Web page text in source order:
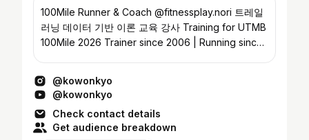
100Mile Runner & Coach @fitnessplay.nori 트레일
러닝 데이터 기반 이론 교육 강사 Training for UTMB
100Mile 2026 Trainer since 2006 | Running since
@kowonkyo
@kowonkyo
Check contact details
Get audience breakdown